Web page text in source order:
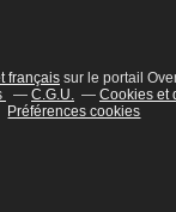
français sur le portail
C.G.U.
Cookies et
Préférences cookies